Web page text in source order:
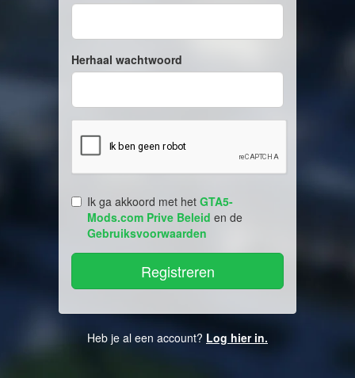
Herhaal wachtwoord
Ik ga akkoord met het GTA5-
Mods.com Prive Beleid en de
Gebruiksvoorwaarden
Heb je al een account? Log hier in.